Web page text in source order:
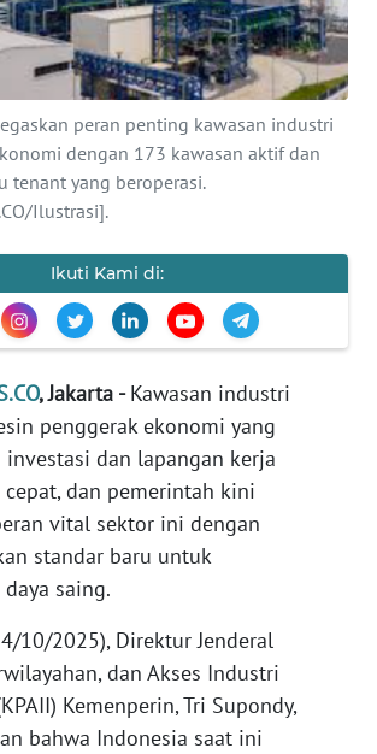
peran penting kawasan industri
dengan 173 kawasan aktif dan
tenant yang beroperasi.
Ilustrasi].
Ikuti Kami di:
, Jakarta -Kawasan industri
penggerak ekonomi yang
investasi dan lapangan kerja
dan pemerintah kini
vital sektor ini dengan
standar baru untuk
saing.
10/2025), Direktur Jenderal
dan Akses Industri
Kemenperin, Tri Supondy,
bahwa Indonesia saat ini